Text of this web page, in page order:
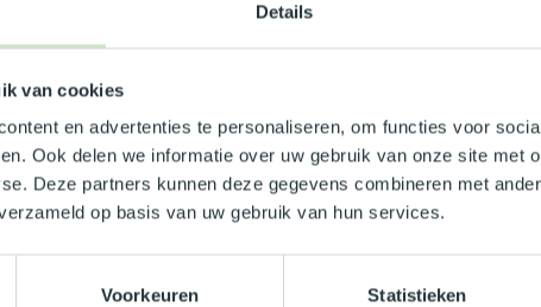
Details
van cookies
en advertenties te personaliseren, om functies voor
Ook delen we informatie over uw gebruik van onze site met
Deze partners kunnen deze gegevens combineren met
op basis van uw gebruik van hun services.
Voorkeuren Statistieken
Je beoordeling toevoegen
https://